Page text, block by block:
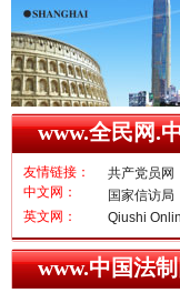
春天
www.全民网.
友情链接：
中文网：
共产党员网
国家信访局
英文网：
Qiushi
www.中国法